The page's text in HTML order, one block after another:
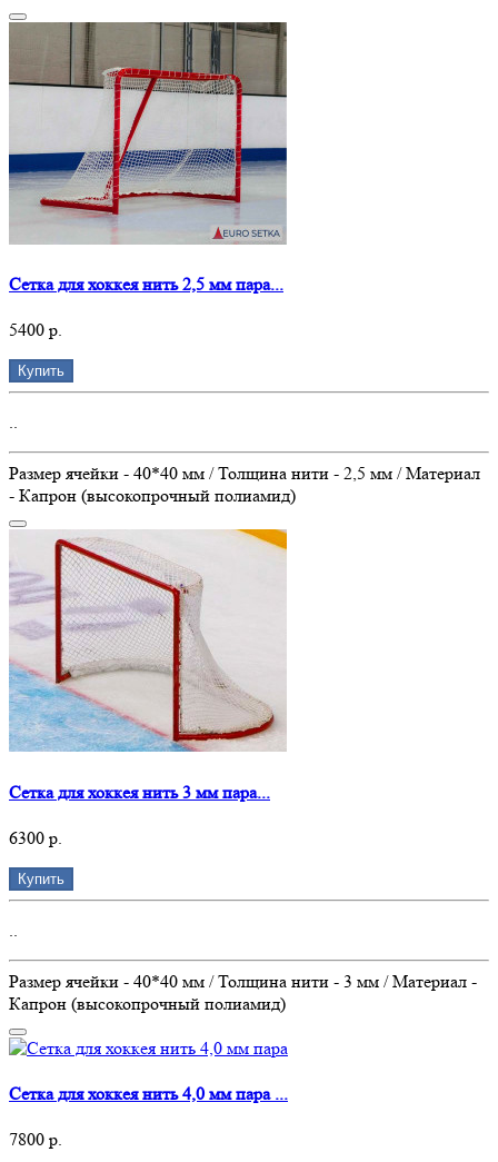
Сетка для хоккея нить 2,5 мм пара...
5400 р.
Купить
..
Размер ячейки - 40*40 мм / Толщина нити - 2,5 мм / Материал
- Капрон (высокопрочный полиамид)
Сетка для хоккея нить 3 мм пара...
6300 р.
Купить
..
Размер ячейки - 40*40 мм / Толщина нити - 3 мм / Материал -
Капрон (высокопрочный полиамид)
Сетка для хоккея нить 4,0 мм пара ...
7800 р.